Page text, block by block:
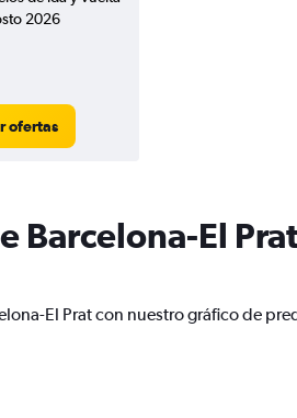
2026
ofertas
Barcelona-El
El Prat con nuestro gráfico de